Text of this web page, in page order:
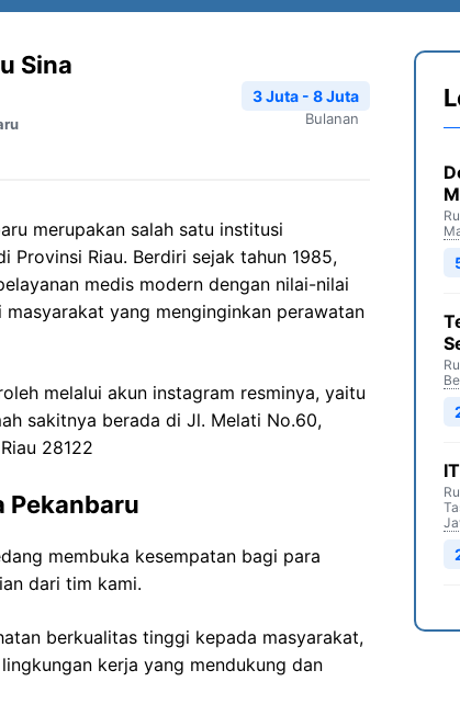
Sina
3 Juta - 8 Juta
Bulanan
merupakan salah satu institusi
Provinsi Riau. Berdiri sejak tahun 1985,
medis modern dengan nilai-nilai
yang menginginkan perawatan
melalui akun instagram resminya, yaitu
sakitnya berada di Jl. Melati No.60,
28122
Pekanbaru
membuka kesempatan bagi para
dari tim kami.
berkualitas tinggi kepada masyarakat,
kerja yang mendukung dan